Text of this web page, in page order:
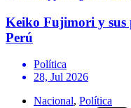
Keiko Fujimori y sus
Perú
Política
28, Jul 2026
Nacional, Política